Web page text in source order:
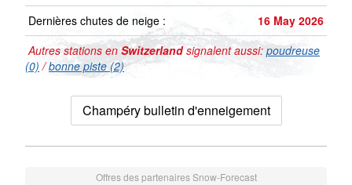
Dernières chutes de neige :
16 May 2026
Autres stations en Switzerlandsignalent aussi: poudreuse
(0) /bonne piste (2)
Champéry bulletin d'enneigement
Offres des partenaires Snow-Forecast